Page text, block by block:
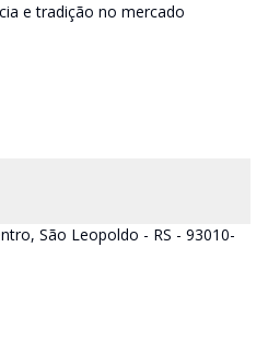
e tradição no mercado
São Leopoldo - RS - 93010-